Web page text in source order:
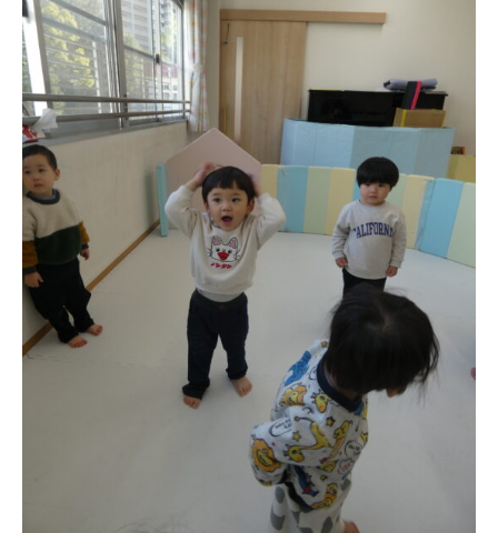
教職員募集
園のこと
園舎案内
安⼼・安全対策
給⾷
課外教室
理事長のことば
教育と保育
美⽊多幼稚園の理想